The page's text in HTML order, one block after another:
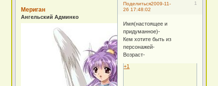
Поделиться 1
2009-11-
26 17:48:02
Мериган
Ангельский Админко
Имя(настоящее и
придуманное)-
Кем хотите быть из
персонажей-
Возраст-
+1